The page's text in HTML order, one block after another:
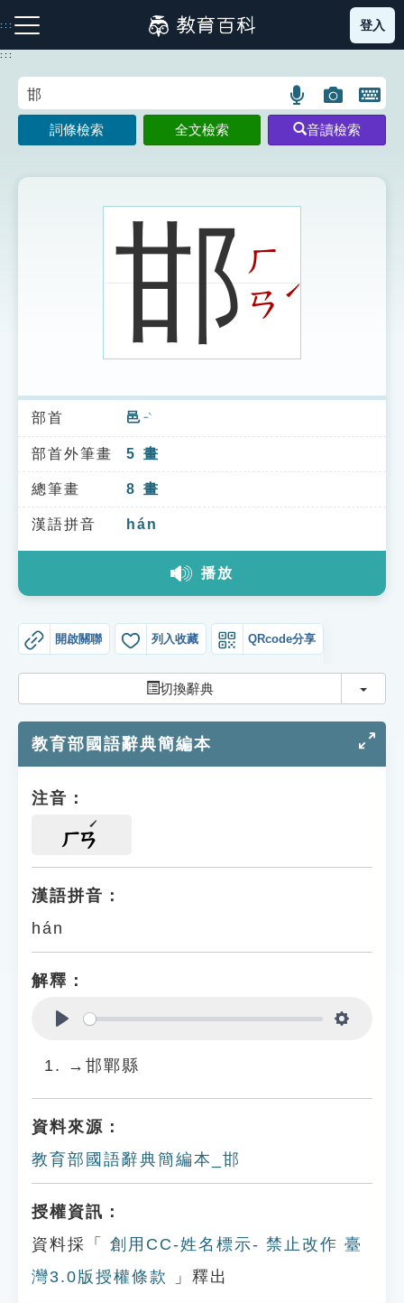
到
主
:::
注音索引圖示 筆畫索引圖示 部首索引表圖示
索引選單
知識索引
單字索引
生命大百科索引
教學應用
貓頭鷹博士
登入
:::
語
言
搜
示
圖
片
搜
開
鍵
圖
詞條檢索 全文檢索 音讀檢索
邯ㄏ
ㄢˊ
部首 邑 ㄧˋ
部首外筆畫 5 畫
總筆畫 8 畫
漢語拼音 hán
播放
開啟關聯 列入收藏 QRcode分享
切換辭典 切換
教育部國語辭典簡編本
注音：
ㄏㄢ
漢語拼音：
hán
解釋：
→邯鄲縣
資料來源：
教育部國語辭典簡編本_邯
授權資訊：
資料採「
創用CC-姓名標示- 禁止改作 臺
灣3.0版授權條款
」釋出